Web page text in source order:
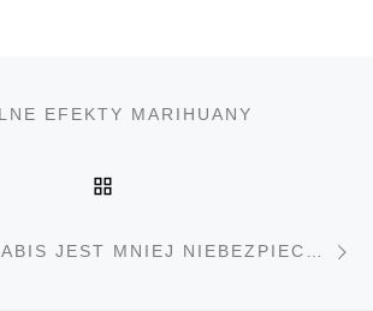
wpisu
EFEKTY MARIHUANY
PALENIE CANNABIS JEST MNIEJ NIEBEZPIECZNE